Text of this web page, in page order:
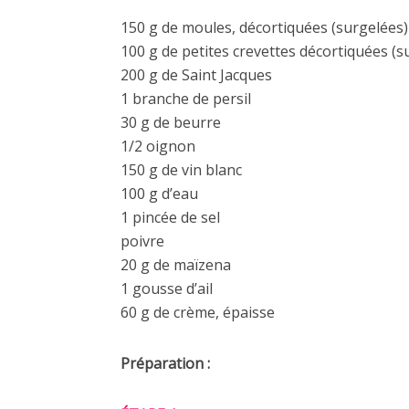
150 g de moules, décortiquées (surgelées)
100 g de petites crevettes décortiquées
200 g de Saint Jacques
1 branche de persil
30 g de beurre
1/2 oignon
150 g de vin blanc
100 g d’eau
1 pincée de sel
poivre
20 g de maïzena
1 gousse d’ail
60 g de crème, épaisse
Préparation :